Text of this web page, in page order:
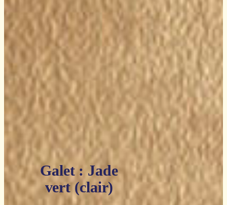
Galet : Jade
vert (clair)